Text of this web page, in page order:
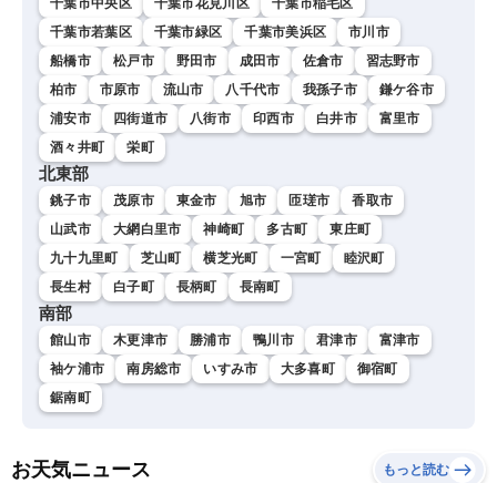
千葉市中央区 千葉市花見川区
千葉市稲毛区
千葉市若葉区
千葉市緑区 千葉市美浜区
市川市
船橋市
松戸市 野田市 成田市 佐倉市
習志野市
柏市
市原市 流山市 八千代市 我孫子市
鎌ケ谷市
浦安市
四街道市 八街市 印西市 白井市
富里市
酒々井町
栄町
北東部
銚子市 茂原市 東金市 旭市 匝瑳市
香取市
山武市
大網白里市 神崎町 多古町
東庄町
九十九里町
芝山町 横芝光町 一宮町
睦沢町
長生村
白子町 長柄町 長南町
南部
館山市 木更津市 勝浦市 鴨川市 君津市
富津市
袖ケ浦市
南房総市 いすみ市 大多喜町
御宿町
鋸南町
お天気ニュース もっと読む